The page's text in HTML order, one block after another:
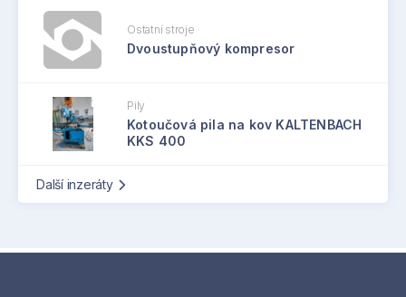
Ostatní stroje
Dvoustupňový kompresor
Pily
Kotoučová pila na kov KALTENBACH
KKS 400
Další inzeráty